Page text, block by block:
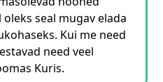
seal mugav elada
Kui me need
need veel
Kuris.